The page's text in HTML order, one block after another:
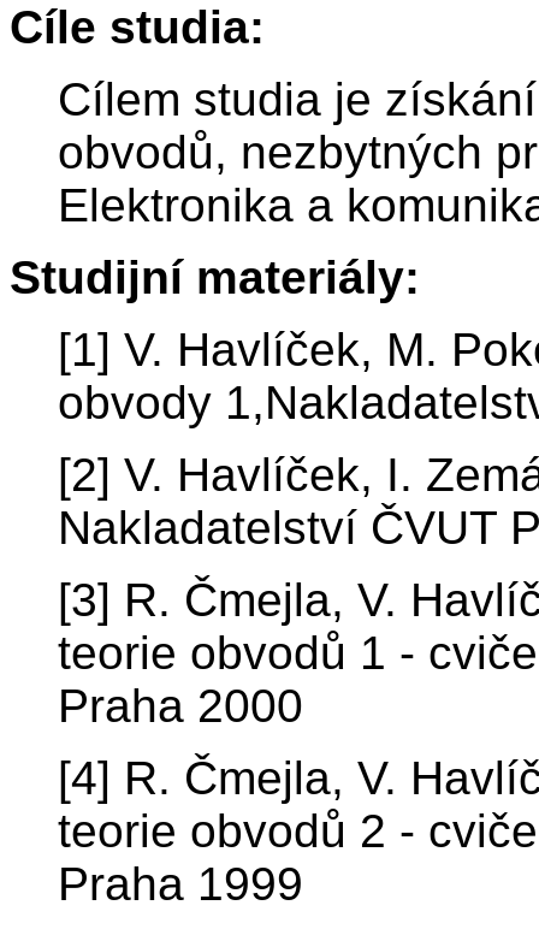
Cíle studia:
Cílem studia je
obvodů, nezbytných
Elektronika a
Studijní materiály:
[1] V. Havlíček, M.
obvody
[2] V. Havlíček, I.
Nakladatelství ČVUT
[3] R. Čmejla, V.
teorie obvodů 1 -
Praha 2000
[4] R. Čmejla, V.
teorie obvodů 2 -
Praha 1999